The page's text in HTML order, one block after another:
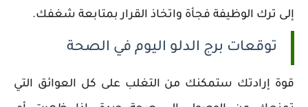
إلى ترك الوظيفة فجأة واتخاذ القرار بمتابعة شغفك.
توقعات برج الدلو اليوم في الصحة
قوة إرادتك ستمكنك من التغلب على كل العوائق التي